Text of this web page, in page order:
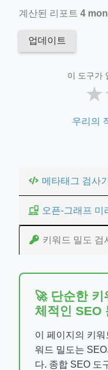
계산된 리포트 4
업데이트
이 도구가
★
우리의
메타태그 검사기
오픈-그래프 미
키워드 밀도 검
🚀 단순한 키
체적인 SEO
이 페이지의 키워
워드 밀도는
다. 종합 SEO 도